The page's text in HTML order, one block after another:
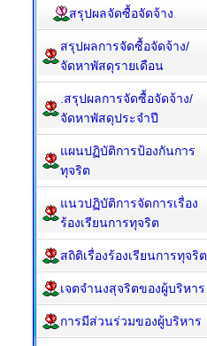
สรุปผลจัดซื้อจัดจ้าง
สรุปผลการจัดซื้อจัดจ้าง/
จัดหาพัสดุรายเดือน
.สรุปผลการจัดซื้อจัดจ้าง/
จัดหาพัสดุประจำปี
แผนปฏิบัติการป้องกันการ
ทุจริต
แนวปฏิบัติการจัดการเรื่อง
ร้องเรียนการทุจริต
สถิติเรื่องร้องเรียนการทุจริต
เจตจำนงสุจริตของผู้บริหาร
การมีส่วนร่วมของผู้บริหาร